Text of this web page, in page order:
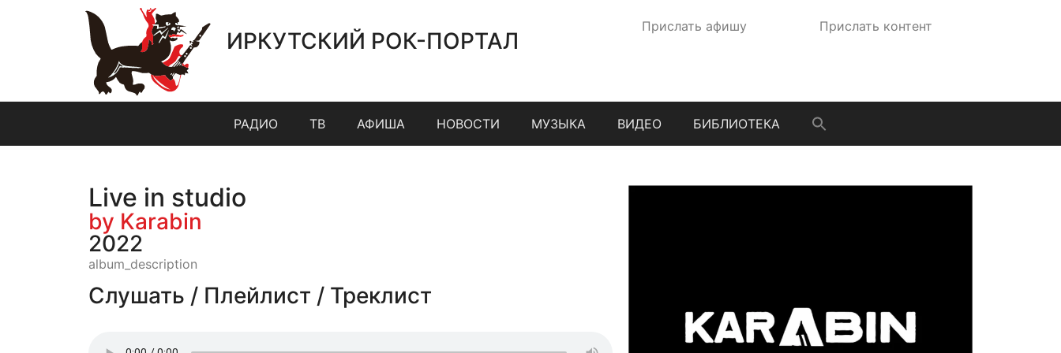
ИРКУТСКИЙ РОК-ПОРТАЛ
Прислать афишу Прислать контент
РАДИО ТВ АФИША НОВОСТИ МУЗЫКА ВИДЕО БИБЛИОТЕКА
Live in studio
by Karabin
2022
album_description
Слушать / Плейлист / Треклист